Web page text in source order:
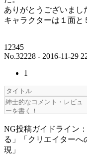
ありがとうございまし
キャラクターは１面と
12345
No.32228 - 2016-11-29
1
NG投稿ガイドライン
る」「クリエイター
現」